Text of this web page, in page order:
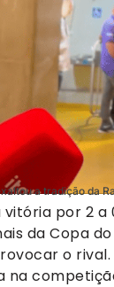
a tradição da
vitória por 2 a
da Copa
o
na